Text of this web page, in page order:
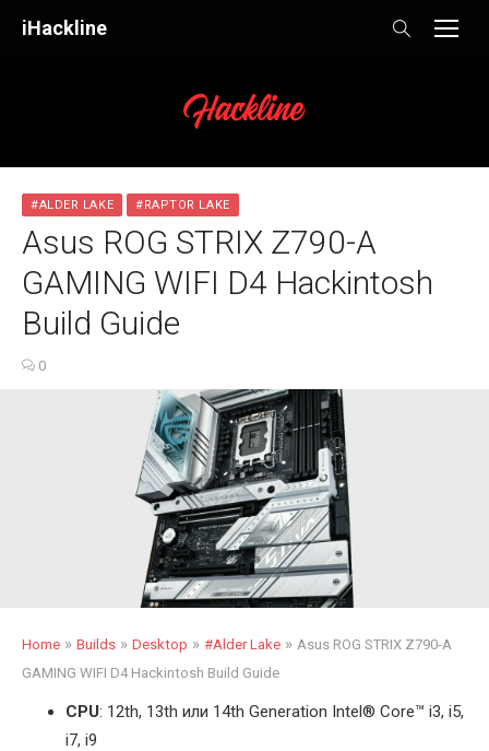
iHackline
#ALDER LAKE #RAPTOR LAKE
Asus ROG STRIX Z790-A
GAMING WIFI D4 Hackintosh
Build Guide
0
Home » Builds » Desktop » #Alder Lake » Asus ROG STRIX Z790-A
GAMING WIFI D4 Hackintosh Build Guide
CPU: 12th, 13th или 14th Generation Intel® Core™ i3, i5,
i7, i9